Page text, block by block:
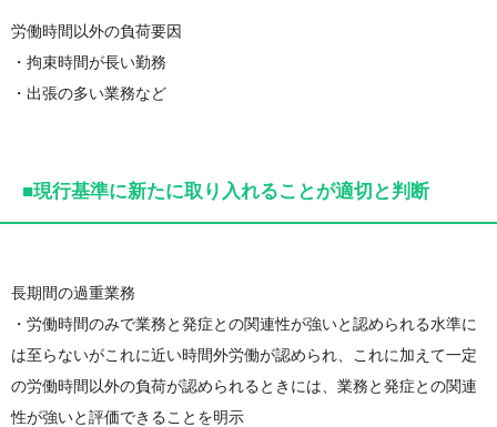
労働時間以外の負荷要因
・拘束時間が長い勤務
・出張の多い業務など
■現行基準に新たに取り入れることが適切と判断
長期間の過重業務
・労働時間のみで業務と発症との関連性が強いと認められる水準に
は至らないがこれに近い時間外労働が認められ、これに加えて一定
の労働時間以外の負荷が認められるときには、業務と発症との関連
性が強いと評価できることを明示